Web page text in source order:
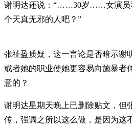
谢明达还说：“……30岁……女演
个天真无邪的人吧？”
张祉盈质疑，这一言论是否暗示谢
或者她的职业使她更容易向施暴者
意的？
谢明达星期天晚上已删除贴文，但
传，强调之所以这么做，是因为这